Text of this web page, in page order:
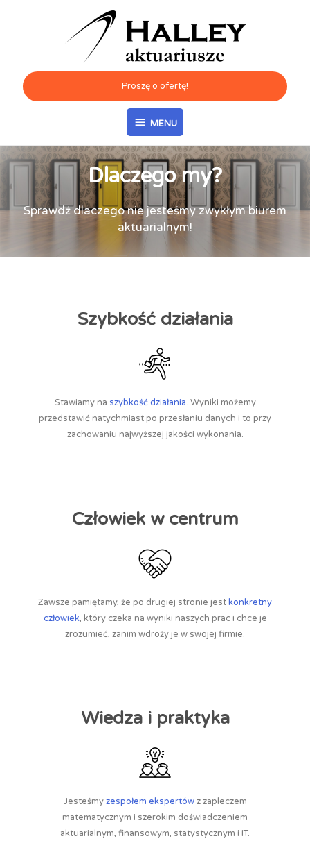
MENU
Proszę o ofertę!
Dlaczego my?
Sprawdź dlaczego nie jesteśmy zwykłym biurem
aktuarialnym!
Szybkość działania
Stawiamy na szybkość działania. Wyniki możemy
przedstawić natychmiast po przesłaniu danych i to przy
zachowaniu najwyższej jakości wykonania.
Człowiek w centrum
Zawsze pamiętamy, że po drugiej stronie jestkonkretny
człowiek, który czeka na wyniki naszych prac i chce je
zrozumieć, zanim wdroży je w swojej firmie.
Wiedza i praktyka
Jesteśmyzespołem ekspertówz zapleczem
matematycznym i szerokim doświadczeniem
aktuarialnym, finansowym, statystycznym i IT.